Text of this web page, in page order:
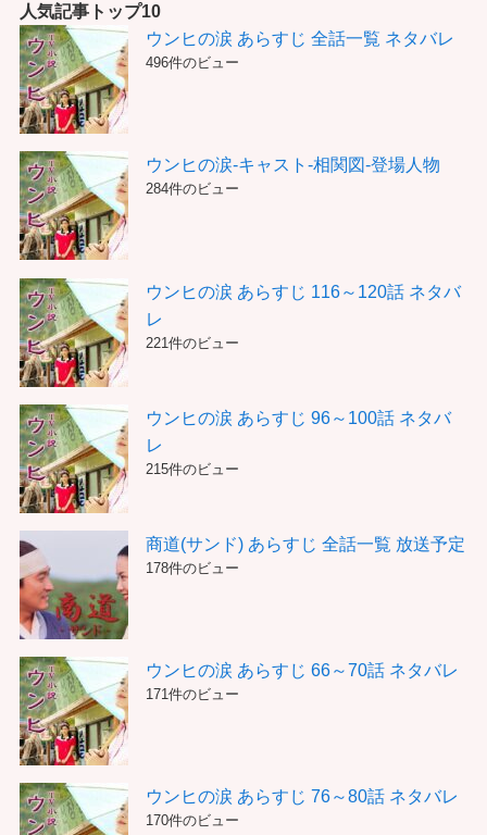
リ
ー
人気記事トップ10
ウンヒの涙 あらすじ 全話一覧 ネタバレ
496件のビュー
ウンヒの涙-キャスト-相関図-登場人物
284件のビュー
ウンヒの涙 あらすじ 116～120話 ネタバ
レ
221件のビュー
ウンヒの涙 あらすじ 96～100話 ネタバ
レ
215件のビュー
商道(サンド) あらすじ 全話一覧 放送予定
178件のビュー
ウンヒの涙 あらすじ 66～70話 ネタバレ
171件のビュー
ウンヒの涙 あらすじ 76～80話 ネタバレ
170件のビュー